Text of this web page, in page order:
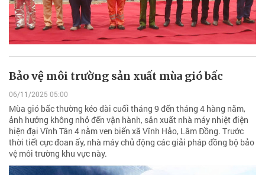
Bảo vệ môi trường sản xuất mùa gió bấc
06/11/2025 05:00
Mùa gió bấc thường kéo dài cuối tháng 9 đến tháng 4 hàng năm,
ảnh hưởng không nhỏ đến vận hành, sản xuất nhà máy nhiệt điện
hiện đại Vĩnh Tân 4 nằm ven biển xã Vĩnh Hảo, Lâm Đồng. Trước
thời tiết cực đoan ấy, nhà máy chủ động các giải pháp đồng bộ bảo
vệ môi trường khu vực này.